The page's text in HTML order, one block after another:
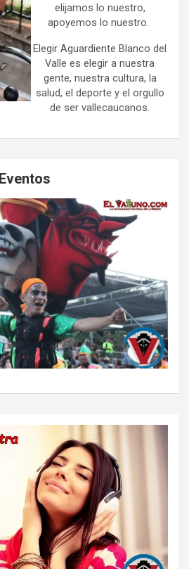
elijamos lo nuestro,
apoyemos lo nuestro.
Elegir Aguardiente Blanco del
Valle es elegir a nuestra
gente, nuestra cultura, la
salud, el deporte y el orgullo
de ser vallecaucanos.